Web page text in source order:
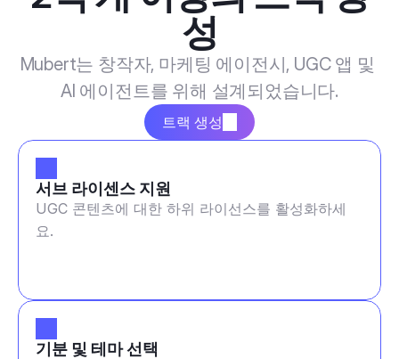
성
Mubert는 창작자, 마케팅 에이전시, UGC 앱 및
AI 에이전트를 위해 설계되었습니다.
트랙 생성
서브 라이센스 지원
UGC 콘텐츠에 대한 하위 라이선스를 활성화하세
요.
기분 및 테마 선택